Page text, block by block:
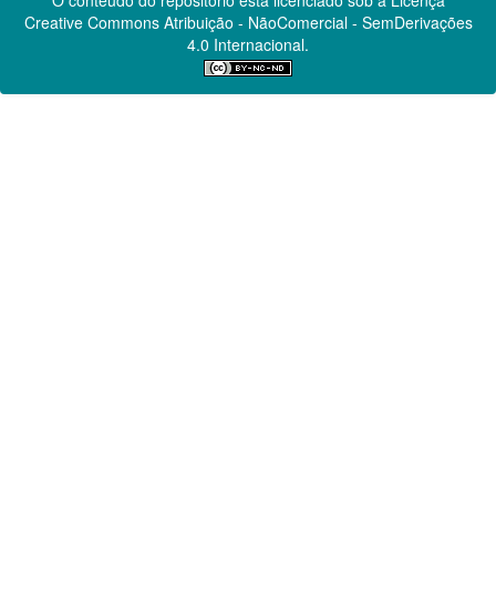
Creative CommonsAtribuição - NãoComercial - SemDerivações
4.0 Internacional.